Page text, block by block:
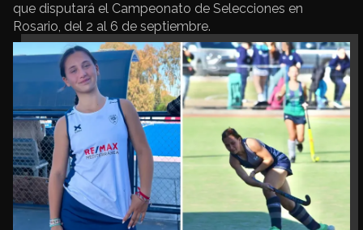
que disputará el Campeonato de Selecciones en
Rosario, del 2 al 6 de septiembre.